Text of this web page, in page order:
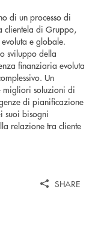
di un processo di
clientela di Gruppo,
e globale.
sviluppo della
finanziaria evoluta
Un
migliori soluzioni di
di pianificazione
suoi bisogni
relazione tra cliente
SHARE